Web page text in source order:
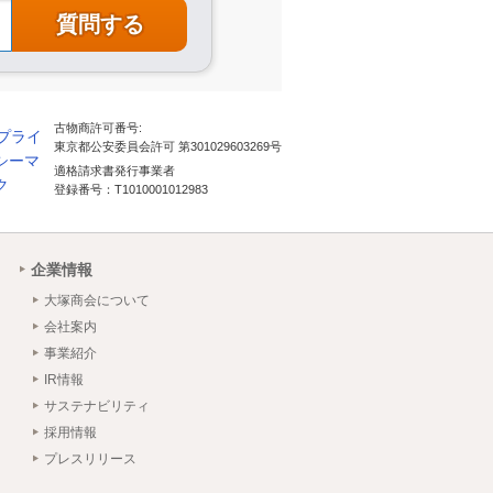
古物商許可番号:
東京都公安委員会許可 第301029603269号
適格請求書発行事業者
登録番号：T1010001012983
企業情報
大塚商会について
会社案内
事業紹介
IR情報
サステナビリティ
採用情報
プレスリリース